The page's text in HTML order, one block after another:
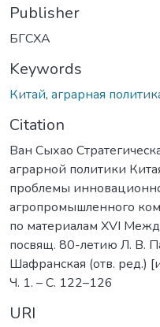
Publisher
БГСХА
Keywords
Китай, аграрная
Citation
Ван Сыхао
аграрной политики
проблемы
агропромышленного
по материалам XVI
посвящ. 80-летию Л. В.
Шафранская (отв. ред.)
Ч. 1. – С. 122–126
URI